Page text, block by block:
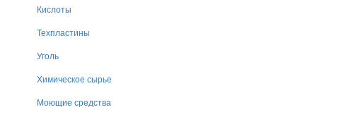
Кислоты
Техпластины
Уголь
Химическое сырье
Моющие средства